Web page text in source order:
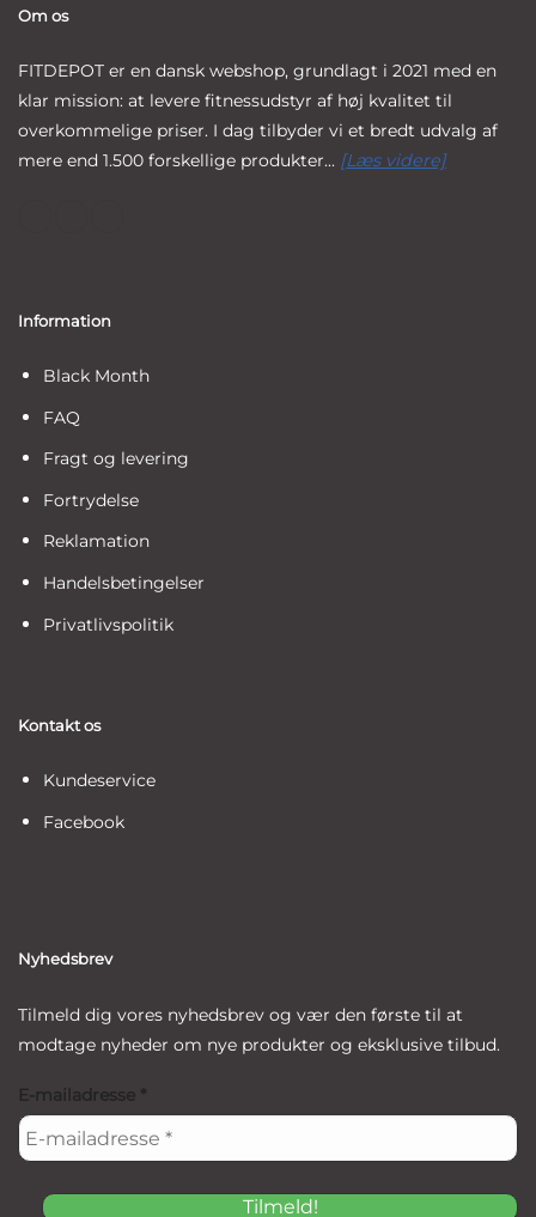
Om os
FITDEPOT er en dansk webshop, grundlagt i 2021 med en
klar mission: at levere fitnessudstyr af høj kvalitet til
overkommelige priser. I dag tilbyder vi et bredt udvalg af
mere end 1.500 forskellige produkter... [Læs videre]
Information
Black Month
FAQ
Fragt og levering
Fortrydelse
Reklamation
Handelsbetingelser
Privatlivspolitik
Kontakt os
Kundeservice
Facebook
Nyhedsbrev
Tilmeld dig vores nyhedsbrev og vær den første til at
modtage nyheder om nye produkter og eksklusive tilbud.
E-mailadresse *